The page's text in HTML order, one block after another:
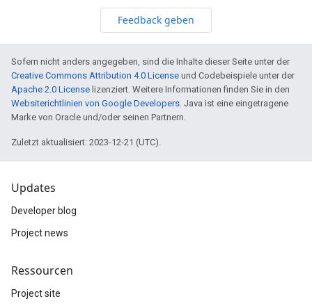
Feedback geben
Sofern nicht anders angegeben, sind die Inhalte dieser Seite unter der
Creative Commons Attribution 4.0 License und Codebeispiele unter der
Apache 2.0 License lizenziert. Weitere Informationen finden Sie in den
Websiterichtlinien von Google Developers . Java ist eine eingetragene
Marke von Oracle und/oder seinen Partnern.
Zuletzt aktualisiert: 2023-12-21 (UTC).
Updates
Developer blog
Project news
Ressourcen
Project site